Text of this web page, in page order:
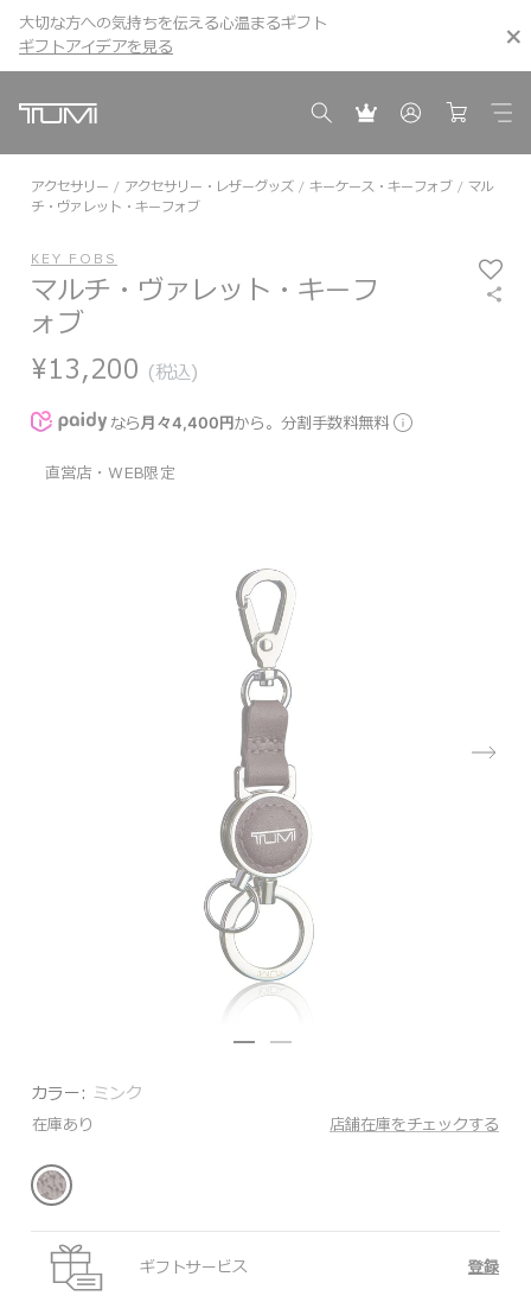
ギフトアイデアを見る こちら
大切な方への気持ちを伝える心温まるギフト
ギフトアイデアを見る
こちら
アクセサリー アクセサリー・レザーグッズ キーケース・キーフォブ
マル
チ・ヴァレット・キーフォブ
直営店・WEB限定
KEY FOBS
マルチ・ヴァレット・キーフ
ォブ
¥13,200 (税込)
なら月々4,400円から。分割手数料無料
カラー: ミンク
在庫あり 店舗在庫をチェックする
ギフトサービス 登録